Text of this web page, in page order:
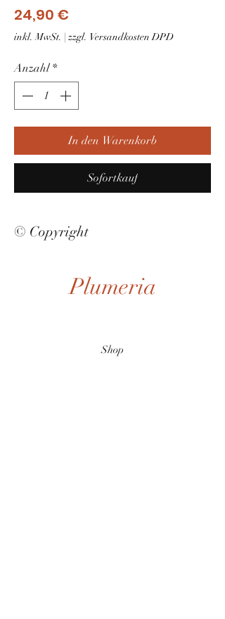
24,90 €
inkl. MwSt. | zzgl. Versandkosten DPD
Anzahl *
In den Warenkorb
Sofortkauf
© Copyright
Plumeria
Shop